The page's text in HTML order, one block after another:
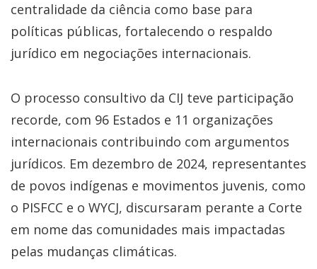
centralidade da ciência como base para
políticas públicas, fortalecendo o respaldo
jurídico em negociações internacionais.
O processo consultivo da CIJ teve participação
recorde, com 96 Estados e 11 organizações
internacionais contribuindo com argumentos
jurídicos. Em dezembro de 2024, representantes
de povos indígenas e movimentos juvenis, como
o PISFCC e o WYCJ, discursaram perante a Corte
em nome das comunidades mais impactadas
pelas mudanças climáticas.